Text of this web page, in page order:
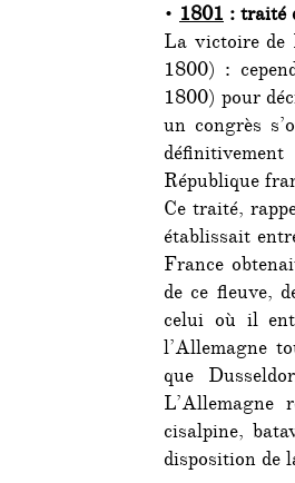
• 1801 : traité
La victoire de
1800) :
1800) pour
un congrès
République
Ce traité,
établissait
France
de ce fleuve,
celui où il
l’Allemagne
que
L’Allemagne
cisalpine,
disposition de